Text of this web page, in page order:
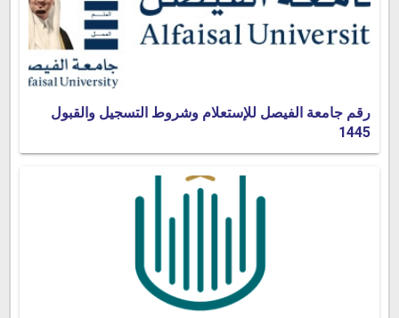
رقم جامعة الفيصل للإستعلام وشروط التسجيل والقبول
1445